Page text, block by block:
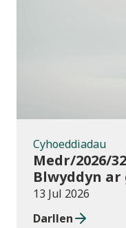
Cyhoeddiadau
Medr/2026/
Blwyddyn
Addysg Uwch
13 Jul 2026
Darllen